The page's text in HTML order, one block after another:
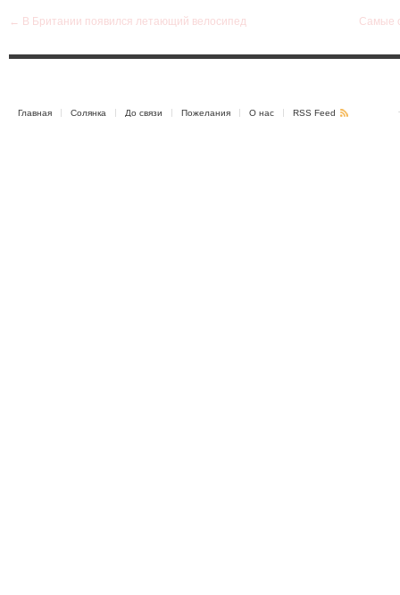
← В Британии появился летающий велосипед Самые
Главная Солянка До связи Пожелания О нас RSS Feed